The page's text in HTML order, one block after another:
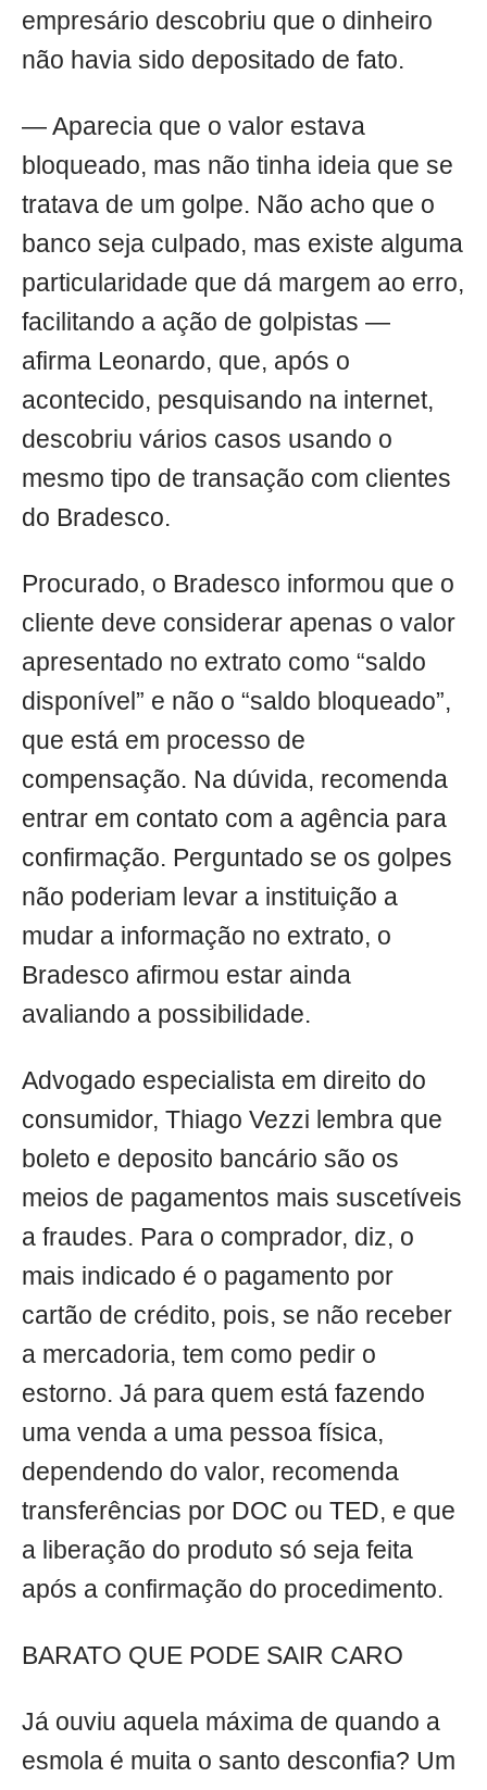
empresário descobriu que o dinheiro
não havia sido depositado de fato.
— Aparecia que o valor estava
bloqueado, mas não tinha ideia que se
tratava de um golpe. Não acho que o
banco seja culpado, mas existe alguma
particularidade que dá margem ao erro,
facilitando a ação de golpistas —
afirma Leonardo, que, após o
acontecido, pesquisando na internet,
descobriu vários casos usando o
mesmo tipo de transação com clientes
do Bradesco.
Procurado, o Bradesco informou que o
cliente deve considerar apenas o valor
apresentado no extrato como “saldo
disponível” e não o “saldo bloqueado”,
que está em processo de
compensação. Na dúvida, recomenda
entrar em contato com a agência para
confirmação. Perguntado se os golpes
não poderiam levar a instituição a
mudar a informação no extrato, o
Bradesco afirmou estar ainda
avaliando a possibilidade.
Advogado especialista em direito do
consumidor, Thiago Vezzi lembra que
boleto e deposito bancário são os
meios de pagamentos mais suscetíveis
a fraudes. Para o comprador, diz, o
mais indicado é o pagamento por
cartão de crédito, pois, se não receber
a mercadoria, tem como pedir o
estorno. Já para quem está fazendo
uma venda a uma pessoa física,
dependendo do valor, recomenda
transferências por DOC ou TED, e que
a liberação do produto só seja feita
após a confirmação do procedimento.
BARATO QUE PODE SAIR CARO
Já ouviu aquela máxima de quando a
esmola é muita o santo desconfia? Um